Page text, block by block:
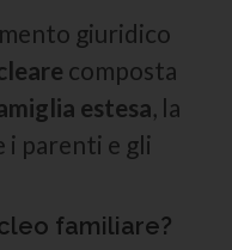
giuridico
composta
estesa, la
i parenti e gli
familiare?